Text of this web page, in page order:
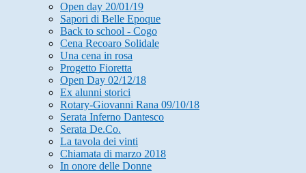
Open day 20/01/19
Sapori di Belle Epoque
Back to school - Cogo
Cena Recoaro Solidale
Una cena in rosa
Progetto Fioretta
Open Day 02/12/18
Ex alunni storici
Rotary-Giovanni Rana 09/10/18
Serata Inferno Dantesco
Serata De.Co.
La tavola dei vinti
Chiamata di marzo 2018
In onore delle Donne